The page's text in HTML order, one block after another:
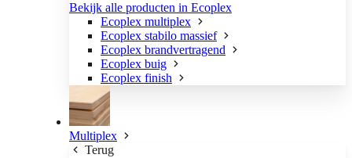
Bekijk alle producten in Ecoplex
Ecoplex multiplex
Ecoplex stabilo massief
Ecoplex brandvertragend
Ecoplex buig
Ecoplex finish
Multiplex
Terug